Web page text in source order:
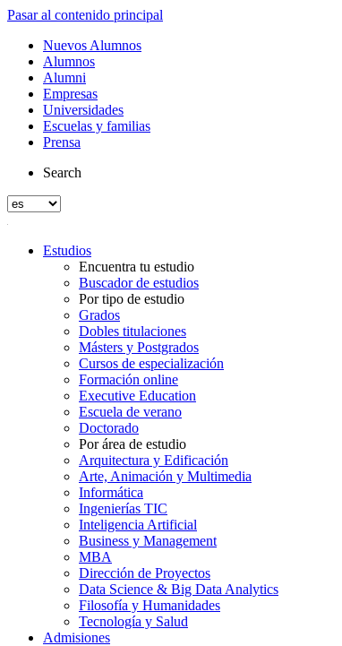
Pasar al contenido principal
Nuevos Alumnos
Alumnos
Alumni
Empresas
Universidades
Escuelas y familias
Prensa
Search
Estudios
Encuentra tu estudio
Buscador de estudios
Por tipo de estudio
Grados
Dobles titulaciones
Másters y Postgrados
Cursos de especialización
Formación online
Executive Education
Escuela de verano
Doctorado
Por área de estudio
Arquitectura y Edificación
Arte, Animación y Multimedia
Informática
Ingenierías TIC
Inteligencia Artificial
Business y Management
MBA
Dirección de Proyectos
Data Science & Big Data Analytics
Filosofía y Humanidades
Tecnología y Salud
Admisiones